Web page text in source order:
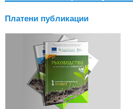
Платени публикации